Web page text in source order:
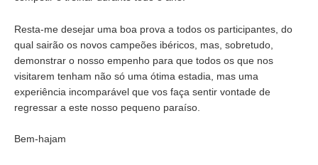
Resta-me desejar uma boa prova a todos os participantes, do
qual sairão os novos campeões ibéricos, mas, sobretudo,
demonstrar o nosso empenho para que todos os que nos
visitarem tenham não só uma ótima estadia, mas uma
experiência incomparável que vos faça sentir vontade de
regressar a este nosso pequeno paraíso.
Bem-hajam